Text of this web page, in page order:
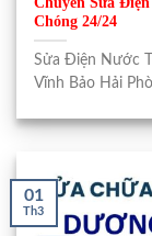
Chóng 24/24
Sửa Điện Nước
Vĩnh Bảo Hải
01
Th3